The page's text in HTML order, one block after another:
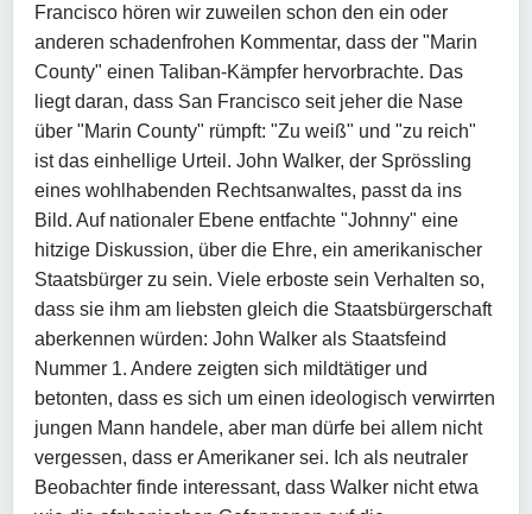
Francisco hören wir zuweilen schon den ein oder
anderen schadenfrohen Kommentar, dass der "Marin
County" einen Taliban-Kämpfer hervorbrachte. Das
liegt daran, dass San Francisco seit jeher die Nase
über "Marin County" rümpft: "Zu weiß" und "zu reich"
ist das einhellige Urteil. John Walker, der Sprössling
eines wohlhabenden Rechtsanwaltes, passt da ins
Bild. Auf nationaler Ebene entfachte "Johnny" eine
hitzige Diskussion, über die Ehre, ein amerikanischer
Staatsbürger zu sein. Viele erboste sein Verhalten so,
dass sie ihm am liebsten gleich die Staatsbürgerschaft
aberkennen würden: John Walker als Staatsfeind
Nummer 1. Andere zeigten sich mildtätiger und
betonten, dass es sich um einen ideologisch verwirrten
jungen Mann handele, aber man dürfe bei allem nicht
vergessen, dass er Amerikaner sei. Ich als neutraler
Beobachter finde interessant, dass Walker nicht etwa